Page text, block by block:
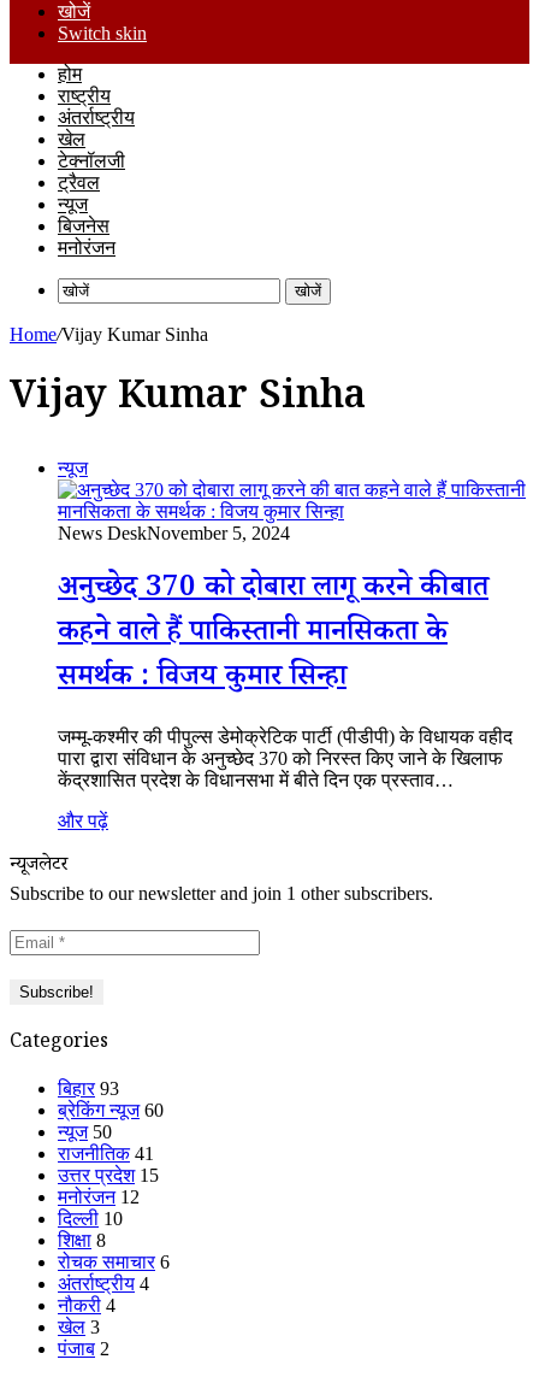
खोजें
Switch skin
होम
राष्ट्रीय
अंतर्राष्ट्रीय
खेल
टेक्नॉलजी
ट्रैवल
न्यूज
बिजनेस
मनोरंजन
खोजें
Home/Vijay Kumar Sinha
Vijay Kumar Sinha
न्यूज
News DeskNovember 5, 2024
अनुच्छेद 370 को दोबारा लागू करने की बात
कहने वाले हैं पाकिस्तानी मानसिकता के
समर्थक : विजय कुमार सिन्हा
जम्मू-कश्मीर की पीपुल्स डेमोक्रेटिक पार्टी (पीडीपी) के विधायक वहीद
पारा द्वारा संविधान के अनुच्छेद 370 को निरस्त किए जाने के खिलाफ
केंद्रशासित प्रदेश के विधानसभा में बीते दिन एक प्रस्ताव…
और पढ़ें
न्यूजलेटर
Subscribe to our newsletter and join 1 other subscribers.
Categories
बिहार 93
ब्रेकिंग न्यूज 60
न्यूज 50
राजनीतिक 41
उत्तर प्रदेश 15
मनोरंजन 12
दिल्ली 10
शिक्षा 8
रोचक समाचार 6
अंतर्राष्ट्रीय 4
नौकरी 4
खेल 3
पंजाब 2